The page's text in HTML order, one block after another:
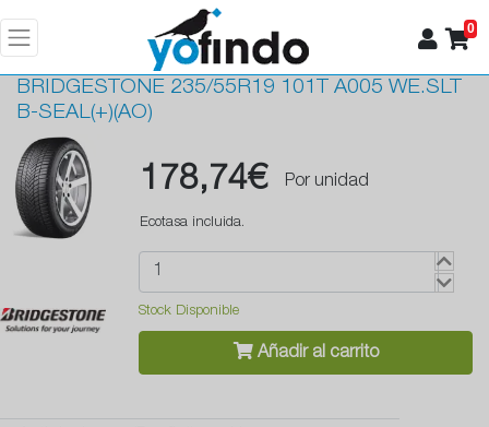
0
BRIDGESTONE 235/55R19 101T A005 WE.SLT
B-SEAL(+)(AO)
178,74€ Por unidad
Ecotasa incluida.
Stock Disponible
Añadir al carrito